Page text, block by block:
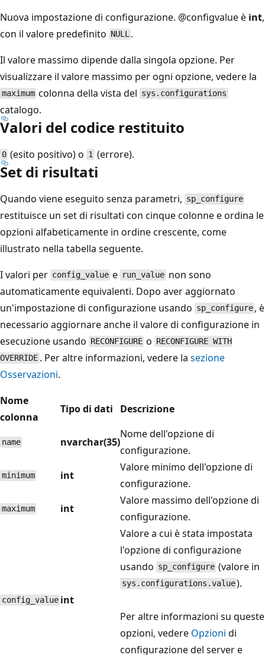
Nuova impostazione di configurazione. @configvalue è int,
con il valore predefinito NULL .
Il valore massimo dipende dalla singola opzione. Per
visualizzare il valore massimo per ogni opzione, vedere la
maximum colonna della vista del sys.configurations
catalogo.
Valori del codice restituito
0 (esito positivo) o 1(errore).
Set di risultati
Quando viene eseguito senza parametri, sp_configure
restituisce un set di risultati con cinque colonne e ordina le
opzioni alfabeticamente in ordine crescente, come
illustrato nella tabella seguente.
I valori per config_value e run_value non sono
automaticamente equivalenti. Dopo aver aggiornato
un'impostazione di configurazione usando sp_configure , è
necessario aggiornare anche il valore di configurazione in
esecuzione usando RECONFIGURE o RECONFIGURE WITH
OVERRIDE . Per altre informazioni, vedere la sezione
Osservazioni.
Nome
colonna
Tipo di dati Descrizione
name nvarchar(35)
Nome dell'opzione di
configurazione.
minimum int
Valore minimo dell'opzione di
configurazione.
maximum int
Valore massimo dell'opzione di
configurazione.
config_value int
Valore a cui è stata impostata
l'opzione di configurazione
usando sp_configure (valore in
sys.configurations.value).
Per altre informazioni su queste
opzioni, vedere Opzioni di
configurazione del server e